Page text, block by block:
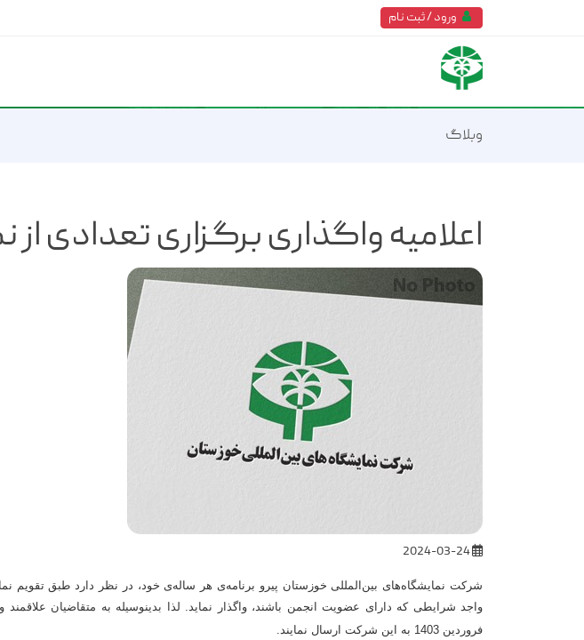
ورود / ثبت نام
وبلاگ
اعلامیه واگذاری برگزاری تعدادی
واجد شرایطی که دارای عضویت انجمن باشند، واگذار نماید. لذا بدینوسیله به متقاضیان
فروردین 1403 به این شرکت ارسال نمایند.